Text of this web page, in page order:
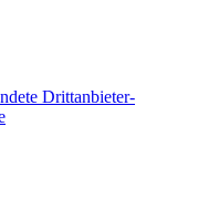
Drittanbieter-